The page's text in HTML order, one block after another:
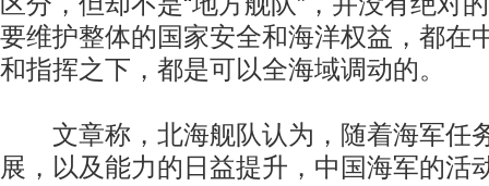
要维护整体的国家安全和海洋权益，都在
和指挥之下，都是可以全海域调动的。
文章称，北海舰队认为，随着海军任
展，以及能力的日益提升，中国海军的活